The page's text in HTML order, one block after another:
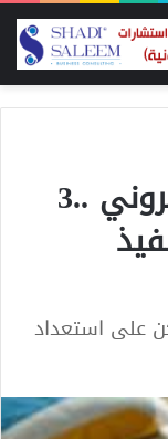
افكار لانشاء موقع الكتروني ..3
موقع الكتروني ..3 أماكن على استعداد